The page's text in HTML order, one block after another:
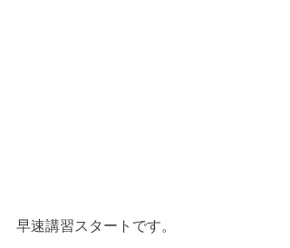
早速講習スタートです。